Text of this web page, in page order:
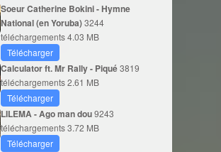
Soeur Catherine Bokini - Hymne
National (en Yoruba)3244
téléchargements4.03 MB
Télécharger
Calculator ft. Mr Rally - Piqué3819
téléchargements2.61 MB
Télécharger
LILEMA - Ago man dou9243
téléchargements3.72 MB
Télécharger